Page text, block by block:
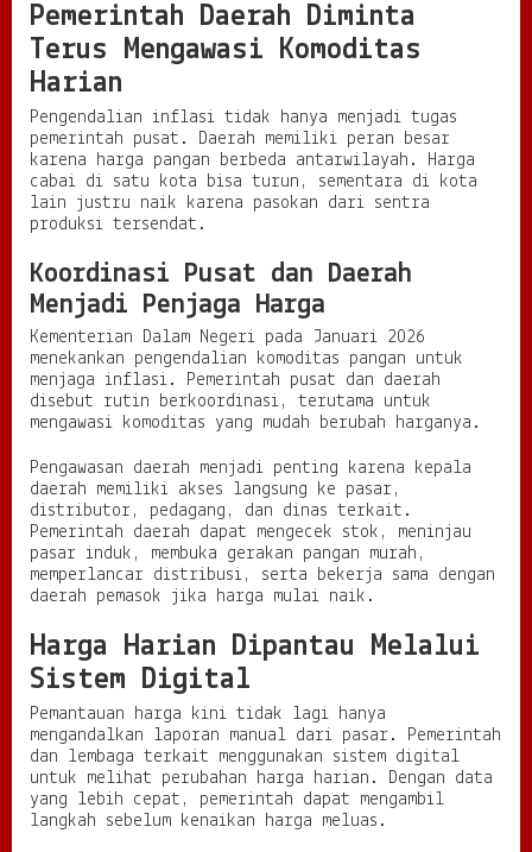
Pemerintah Daerah Diminta
Terus Mengawasi Komoditas
Harian
Pengendalian inflasi tidak hanya menjadi tugas
pemerintah pusat. Daerah memiliki peran besar
karena harga pangan berbeda antarwilayah. Harga
cabai di satu kota bisa turun, sementara di kota
lain justru naik karena pasokan dari sentra
produksi tersendat.
Koordinasi Pusat dan Daerah
Menjadi Penjaga Harga
Kementerian Dalam Negeri pada Januari 2026
menekankan pengendalian komoditas pangan untuk
menjaga inflasi. Pemerintah pusat dan daerah
disebut rutin berkoordinasi, terutama untuk
mengawasi komoditas yang mudah berubah harganya.
Pengawasan daerah menjadi penting karena kepala
daerah memiliki akses langsung ke pasar,
distributor, pedagang, dan dinas terkait.
Pemerintah daerah dapat mengecek stok, meninjau
pasar induk, membuka gerakan pangan murah,
memperlancar distribusi, serta bekerja sama dengan
daerah pemasok jika harga mulai naik.
Harga Harian Dipantau Melalui
Sistem Digital
Pemantauan harga kini tidak lagi hanya
mengandalkan laporan manual dari pasar. Pemerintah
dan lembaga terkait menggunakan sistem digital
untuk melihat perubahan harga harian. Dengan data
yang lebih cepat, pemerintah dapat mengambil
langkah sebelum kenaikan harga meluas.